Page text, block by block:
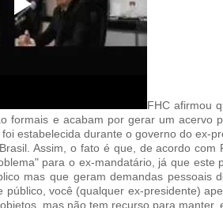
FHC afirmou
formais e acabam por gerar um acervo
estabelecida durante o governo do ex-
Assim, o fato é que, de acordo
para o ex-mandatário, já que este
mas que geram demandas pessoais
público, você (qualquer ex-presidente)
mas não tem recurso para manter,